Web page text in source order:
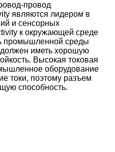
провод
являются лидером в
и сенсорных
к окружающей среде
промышленной среды
иметь хорошую
Высокая токовая
оборудование
токи, поэтому разъем
способность.